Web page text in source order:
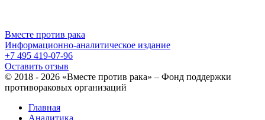
Вместе против рака
Информационно-аналитическое издание
+7 495 419-07-96
Оставить отзыв
© 2018 - 2026 «Вместе против рака» – Фонд поддержки
противораковых организаций
Главная
Аналитика